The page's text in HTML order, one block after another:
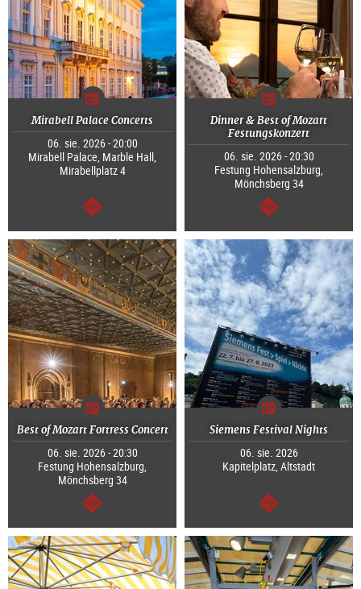
Mirabell Palace Concerts
06. sie. 2026 - 20:00
Mirabell Palace, Marble Hall,
Mirabellplatz 4
dalej
Dinner & Best of Mozart
Festungskonzert
06. sie. 2026 - 20:30
Festung Hohensalzburg,
Mönchsberg 34
dalej
Best of Mozart Fortress Concert
06. sie. 2026 - 20:30
Festung Hohensalzburg,
Mönchsberg 34
dalej
Siemens Festival Nights
06. sie. 2026
Kapitelplatz, Altstadt
dalej